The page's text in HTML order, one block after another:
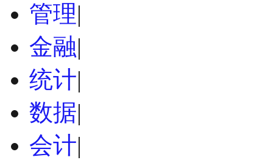
管理|
金融|
统计|
数据|
会计|